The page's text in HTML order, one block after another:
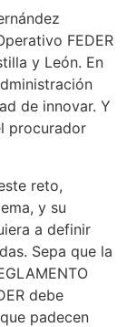
FEDER
y León. En
de innovar. Y
procurador
reto,
y su
a definir
Sepa que la
debe
padecen